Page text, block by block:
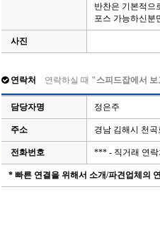
반찬은 기본적으
포스 가능하신분
사진
연락처 연락하실 때 "스피드잡에서
담당자명 정은주
주소 경남 김해시 천
전화번호 *** - 직거래 연
* 빠른 연결을 위해서 소개/파견업체의